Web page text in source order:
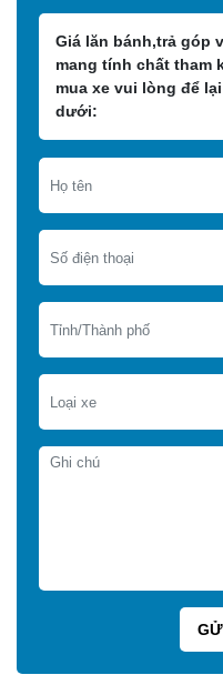
Giá lăn bánh,trả góp
mang tính chất tham
mua xe vui lòng để
dưới: